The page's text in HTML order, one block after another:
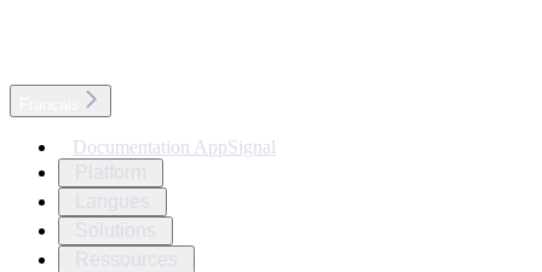
Documentation AppSignal